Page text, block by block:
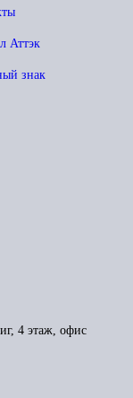
Аттэк
знак
4 этаж, офис